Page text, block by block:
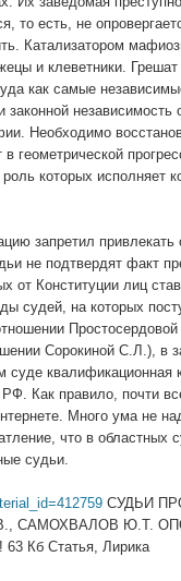
то есть, не
Катализатором
и клеветники.
как самые
независимость
Необходимо
геометрической
которых исполняет
запретил привлекать
не подтвердят факт
от Конституции лиц
судей, на которых
Сорокиной С.Л.), в
квалификационная
Как правило, почти
Много ума не
что в
судьи.
СУДЬИ
САМОХВАЛОВ Ю.Т.
Кб Статья, Лирика